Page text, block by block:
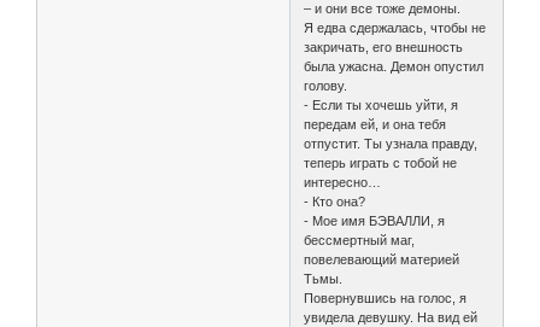
– и они все тоже демоны.
Я едва сдержалась, чтобы не
закричать, его внешность
была ужасна. Демон опустил
голову.
- Если ты хочешь уйти, я
передам ей, и она тебя
отпустит. Ты узнала правду,
теперь играть с тобой не
интересно…
- Кто она?
- Мое имя БЭВАЛЛИ, я
бессмертный маг,
повелевающий материей
Тьмы.
Повернувшись на голос, я
увидела девушку. На вид ей